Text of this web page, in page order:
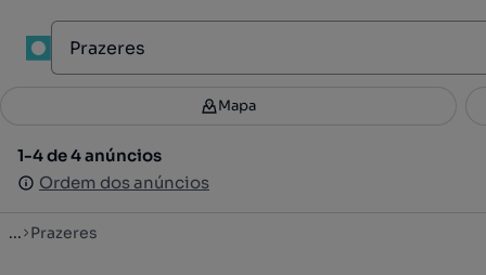
Filtros 3
1-4 de 4 anúncios
Ordem dos anúncios
Mapa
1-4 de 4 anúncios
Ordem dos anúncios
... Prazeres